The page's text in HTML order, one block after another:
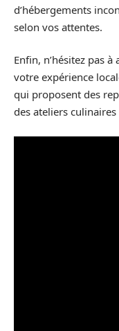
d’hébergements
selon vos attentes.
Enfin, n’hésitez pas
votre expérience
qui proposent des
des ateliers